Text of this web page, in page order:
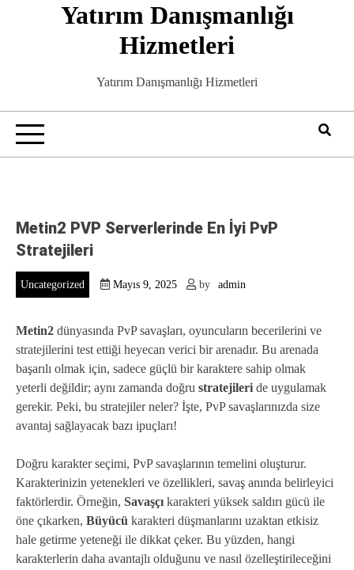
Yatırım Danışmanlığı
Hizmetleri
Yatırım Danışmanlığı Hizmetleri
Metin2 PVP Serverlerinde En İyi PvP
Stratejileri
Uncategorized Mayıs 9, 2025 by admin
Metin2 dünyasında PvP savaşları, oyuncuların becerilerini ve
stratejilerini test ettiği heyecan verici bir arenadır. Bu arenada
başarılı olmak için, sadece güçlü bir karaktere sahip olmak
yeterli değildir; aynı zamanda doğru stratejileri de uygulamak
gerekir. Peki, bu stratejiler neler? İşte, PvP savaşlarınızda size
avantaj sağlayacak bazı ipuçları!
Doğru karakter seçimi, PvP savaşlarının temelini oluşturur.
Karakterinizin yetenekleri ve özellikleri, savaş anında belirleyici
faktörlerdir. Örneğin, Savaşçı karakteri yüksek saldırı gücü ile
öne çıkarken, Büyücü karakteri düşmanlarını uzaktan etkisiz
hale getirme yeteneği ile dikkat çeker. Bu yüzden, hangi
karakterlerin daha avantajlı olduğunu ve nasıl özelleştirileceğini